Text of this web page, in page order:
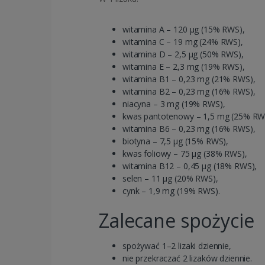
witamina A – 120 µg (15% RWS),
witamina C – 19 mg (24% RWS),
witamina D – 2,5 µg (50% RWS),
witamina E – 2,3 mg (19% RWS),
witamina B1 – 0,23 mg (21% RWS),
witamina B2 – 0,23 mg (16% RWS),
niacyna – 3 mg (19% RWS),
kwas pantotenowy – 1,5 mg (25%
witamina B6 – 0,23 mg (16% RWS),
biotyna – 7,5 µg (15% RWS),
kwas foliowy – 75 µg (38% RWS),
witamina B12 – 0,45 µg (18% RWS),
selen – 11 µg (20% RWS),
cynk – 1,9 mg (19% RWS).
Zalecane spożycie
spożywać 1–2 lizaki dziennie,
nie przekraczać 2 lizaków dziennie.